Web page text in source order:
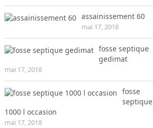
assainissement 60
mai 17, 2018
fosse septique
gedimat
mai 17, 2018
fosse
septique
1000 l occasion
mai 17, 2018